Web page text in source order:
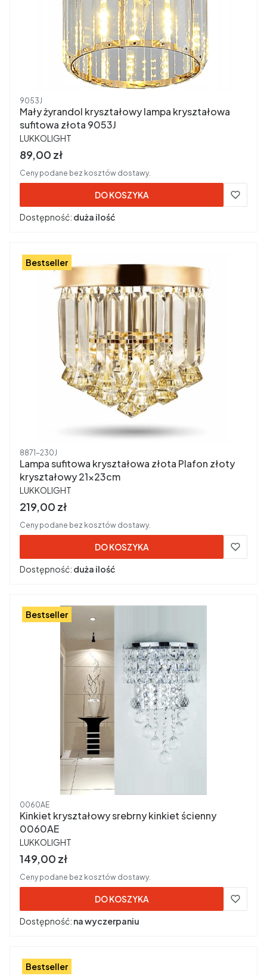
Kod produktu
9053J
Mały żyrandol kryształowy lampa kryształowa
sufitowa złota 9053J
PRODUCENT
LUKKOLIGHT
Cena brutto
89,00 zł
Ceny podane bez kosztów dostawy.
DO KOSZYKA
Dostępność: duża ilość
Bestseller
Kod produktu
8871-230J
Lampa sufitowa kryształowa złota Plafon złoty
kryształowy 21x23cm
PRODUCENT
LUKKOLIGHT
Cena brutto
219,00 zł
Ceny podane bez kosztów dostawy.
DO KOSZYKA
Dostępność: duża ilość
Bestseller
Kod produktu
0060AE
Kinkiet kryształowy srebrny kinkiet ścienny
0060AE
PRODUCENT
LUKKOLIGHT
Cena brutto
149,00 zł
Ceny podane bez kosztów dostawy.
DO KOSZYKA
Dostępność: na wyczerpaniu
Bestseller